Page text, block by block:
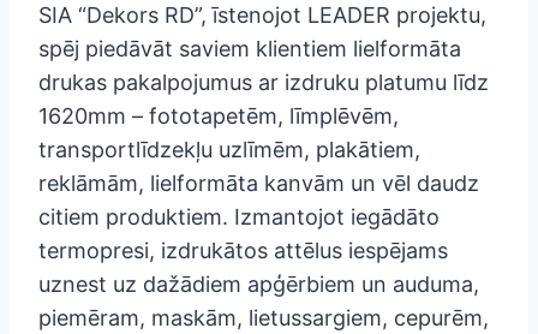
SIA “Dekors RD”, īstenojot LEADER projektu,
spēj piedāvāt saviem klientiem lielformāta
drukas pakalpojumus ar izdruku platumu līdz
1620mm – fototapetēm, līmplēvēm,
transportlīdzekļu uzlīmēm, plakātiem,
reklāmām, lielformāta kanvām un vēl daudz
citiem produktiem. Izmantojot iegādāto
termopresi, izdrukātos attēlus iespējams
uznest uz dažādiem apģērbiem un auduma,
piemēram, maskām, lietussargiem, cepurēm,